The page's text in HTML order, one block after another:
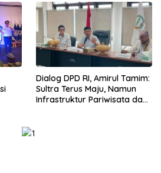
Dialog DPD RI, Amirul Tamim:
Sultra Terus Maju, Namun
Infrastruktur Pariwisata dan